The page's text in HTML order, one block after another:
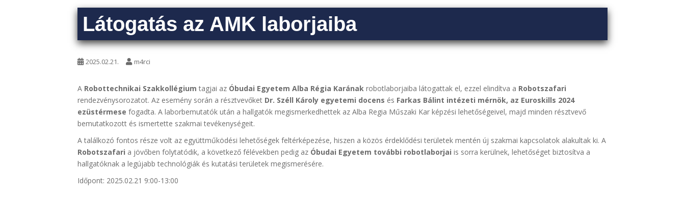
Látogatás az AMK laborjaiba
2025.02.21. m4rci
A Robottechnikai Szakkollégium tagjai az Óbudai Egyetem Alba Régia Karának robotlaborjaiba látogattak el, ezzel elindítva a Robotszafari
rendezvénysorozatot. Az esemény során a résztvevőket Dr. Széll Károly egyetemi docens és Farkas Bálint intézeti mérnök, az Euroskills 2024
ezüstérmese fogadta. A laborbemutatók után a hallgatók megismerkedhettek az Alba Regia Műszaki Kar képzési lehetőségeivel, majd minden résztvevő
bemutatkozott és ismertette szakmai tevékenységeit.
A találkozó fontos része volt az együttműködési lehetőségek feltérképezése, hiszen a közös érdeklődési területek mentén új szakmai kapcsolatok alakultak ki. A
Robotszafari a jövőben folytatódik, a következő félévekben pedig az Óbudai Egyetem további robotlaborjai is sorra kerülnek, lehetőséget biztosítva a
hallgatóknak a legújabb technológiák és kutatási területek megismerésére.
Időpont: 2025.02.21 9:00-13:00